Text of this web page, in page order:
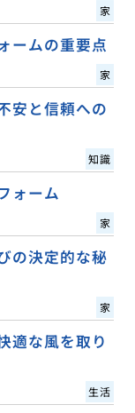
家
ームの重要点
家
安と信頼への
知識
ォーム
家
の決定的な秘
家
適な風を取り
生活